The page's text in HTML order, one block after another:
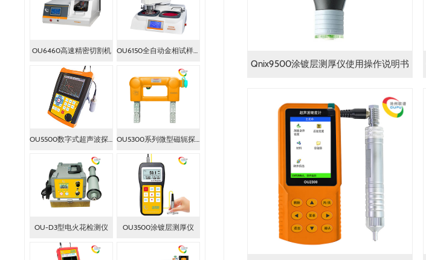
OU6460高速精密切割机 OU6150全自动金相试样磨抛机
OU-D3型电火花检测仪 OU3500涂镀层测厚仪
Qnix9500涂镀层测厚仪使用操作说明书